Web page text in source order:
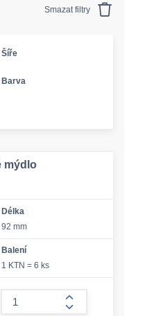
Smazat filtry
Šíře
Barva
mýdlo
Délka
92 mm
Balení
1 KTN = 6 ks
form.increase-